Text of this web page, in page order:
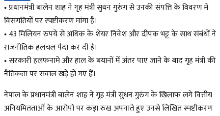
• प्रधानमंत्री बालेन शाह ने गृह मंत्री सुधन गुरुंग से उनकी संपत्ति के विवरण में
विसंगतियों पर स्पष्टीकरण मांगा है।
• 43 मिलियन रुपये से अधिक के शेयर निवेश और दीपक भट्ट के साथ संबंधों ने
राजनीतिक हलचल पैदा कर दी है।
• सरकारी हलफनामे और हाल के बयानों में अंतर पाए जाने के बाद गृह मंत्री की
नैतिकता पर सवाल खड़े हो गए हैं।
नेपाल के प्रधानमंत्री बालेन शाह ने गृह मंत्री सुधन गुरुंग के खिलाफ लगे वित्तीय
अनियमितताओं के आरोपों पर कड़ा रुख अपनाते हुए उनसे लिखित स्पष्टीकरण